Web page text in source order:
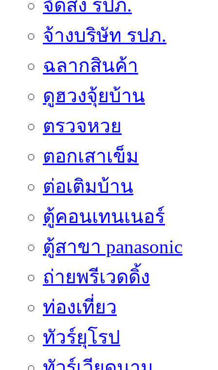
จัดส่ง รปภ.
จ้างบริษัท รปภ.
ฉลากสินค้า
ดูฮวงจุ้ยบ้าน
ตรวจหวย
ตอกเสาเข็ม
ต่อเติมบ้าน
ตู้คอนเทนเนอร์
ตู้สาขา panasonic
ถ่ายพรีเวดดิ้ง
ท่องเที่ยว
ทัวร์ยุโรป